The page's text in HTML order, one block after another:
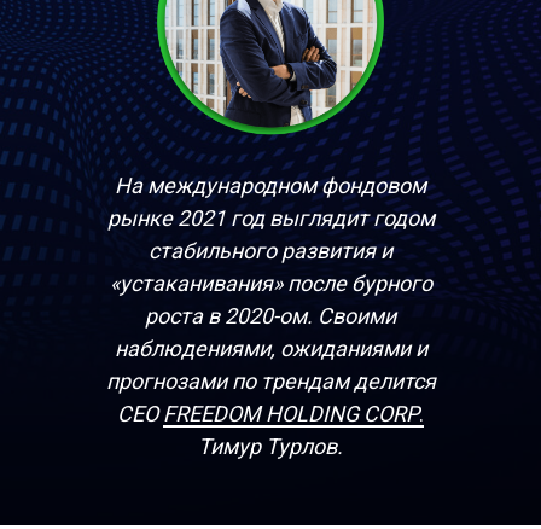
На международном фондовом
рынке 2021 год выглядит годом
стабильного развития и
«устаканивания» после бурного
роста в 2020-ом. Своими
наблюдениями, ожиданиями и
прогнозами по трендам делится
СЕО FREEDOM HOLDING CORP.
Тимур Турлов.